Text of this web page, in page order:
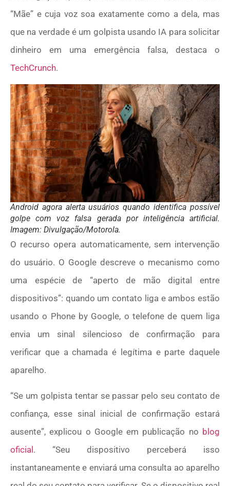
“Mãe” e cuja voz soa exatamente como a dela, mas
que na verdade é um golpista usando IA para solicitar
dinheiro em uma emergência falsa, destaca o
TechCrunch.
Android agora alerta usuários quando identifica possível
golpe com voz falsa gerada por inteligência artificial.
Imagem: Divulgação/Motorola.
O recurso opera automaticamente, sem intervenção
do usuário. O Google descreve o mecanismo como
uma espécie de “aperto de mão digital entre
dispositivos”: quando um contato liga e ambos estão
usando o Phone by Google, o telefone de quem liga
envia um sinal silencioso de confirmação para
verificar que a chamada é legítima e parte daquele
aparelho.
“Se um golpista tentar se passar pelo seu contato de
confiança, esse sinal inicial de confirmação estará
ausente”, explicou o Google em publicação no blog
oficial. “Seu dispositivo perceberá isso
instantaneamente e enviará uma consulta ao aparelho